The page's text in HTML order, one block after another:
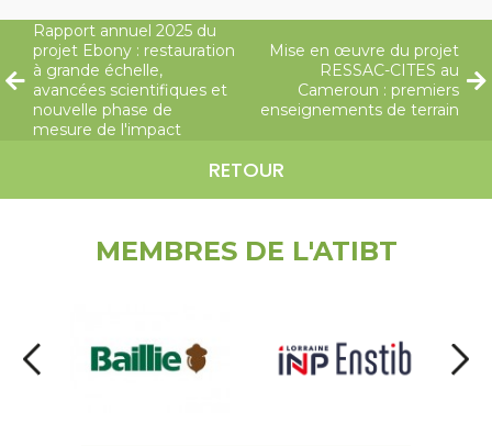
Rapport annuel 2025 du
projet Ebony : restauration
à grande échelle,
avancées scientifiques et
nouvelle phase de
mesure de l'impact
RETOUR
Mise en œuvre du projet
RESSAC-CITES au
Cameroun : premiers
enseignements de terrain
MEMBRES DE L'ATIBT